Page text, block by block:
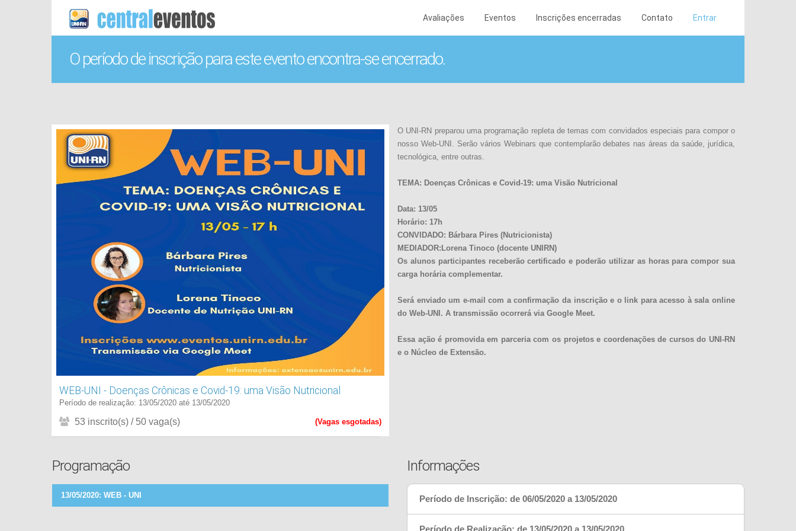
Avaliações Eventos Inscrições encerradas Contato Entrar
O período de inscrição para este evento encontra-se encerrado.
WEB-UNI - Doenças Crônicas e Covid-19: uma Visão Nutricional
Período de realização: 13/05/2020 até 13/05/2020
53 inscrito(s) / 50 vaga(s) (Vagas esgotadas)
O UNI-RN preparou uma programação repleta de temas com convidados especiais para compor o
nosso Web-UNI. Serão vários Webinars que contemplarão debates nas áreas da saúde, jurídica,
tecnológica, entre outras.
TEMA: Doenças Crônicas e Covid-19: uma Visão Nutricional
Data: 13/05
Horário: 17h
CONVIDADO: Bárbara Pires (Nutricionista)
MEDIADOR:Lorena Tinoco (docente UNIRN)
Os alunos participantes receberão certificado e poderão utilizar as horas para compor sua
carga horária complementar.
Será enviado um e-mail com a confirmação da inscrição e o link para acesso à sala online
do Web-UNI. A transmissão ocorrerá via Google Meet.
Essa ação é promovida em parceria com os projetos e coordenações de cursos do UNI-RN
e o Núcleo de Extensão.
Programação
13/05/2020: WEB - UNI
Informações
Período de Inscrição: de 06/05/2020 a 13/05/2020
Período de Realização: de 13/05/2020 a 13/05/2020